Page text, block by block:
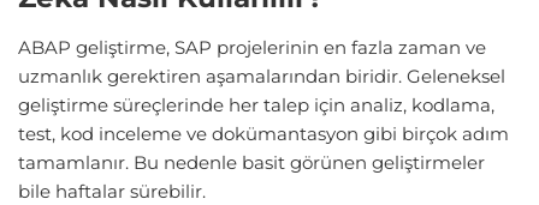
ABAP geliştirme, SAP projelerinin en fazla zaman ve
uzmanlık gerektiren aşamalarından biridir. Geleneksel
geliştirme süreçlerinde her talep için analiz, kodlama,
test, kod inceleme ve dokümantasyon gibi birçok adım
tamamlanır. Bu nedenle basit görünen geliştirmeler
bile haftalar sürebilir.